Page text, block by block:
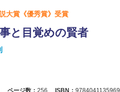
大賞《優秀賞》受賞
と目覚めの賢者
ページ数： 256 ISBN： 9784041135969